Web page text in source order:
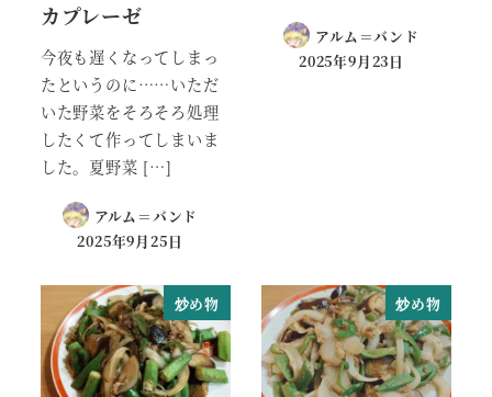
カプレーゼ
今夜も遅くなってしまっ
たというのに……いただ
いた野菜をそろそろ処理
したくて作ってしまいま
した。夏野菜 […]
アルム＝バンド
2025年9月25日
アルム＝バンド
2025年9月23日
炒め物 炒め物